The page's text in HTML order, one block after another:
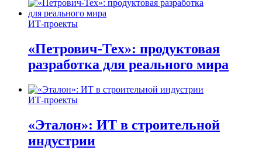
ИТ-проекты
«Петрович-Тех»: продуктовая
разработка для реального мира
ИТ-проекты
«Эталон»: ИТ в строительной
индустрии